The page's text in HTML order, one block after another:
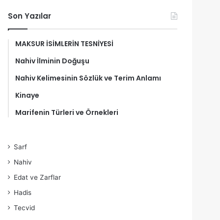
Son Yazılar
MAKSUR İSİMLERİN TESNİYESİ
Nahiv İlminin Doğuşu
Nahiv Kelimesinin Sözlük ve Terim Anlamı
Kinaye
Marifenin Türleri ve Örnekleri
Sarf
Nahiv
Edat ve Zarflar
Hadis
Tecvid